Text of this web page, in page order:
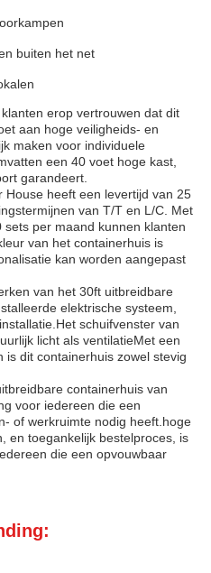
buiten het net
erop vertrouwen dat dit
aan hoge veiligheids- en
maken voor individuele
een 40 voet hoge kast,
garandeert.
House heeft een levertijd van 25
van T/T en L/C. Met
per maand kunnen klanten
van het containerhuis is
kan worden aangepast
van het 30ft uitbreidbare
elektrische systeem,
schuifvenster van
licht als ventilatieMet een
dit containerhuis zowel stevig
containerhuis van
voor iedereen die een
of werkruimte nodig heeft.hoge
en toegankelijk bestelproces, is
die een opvouwbaar